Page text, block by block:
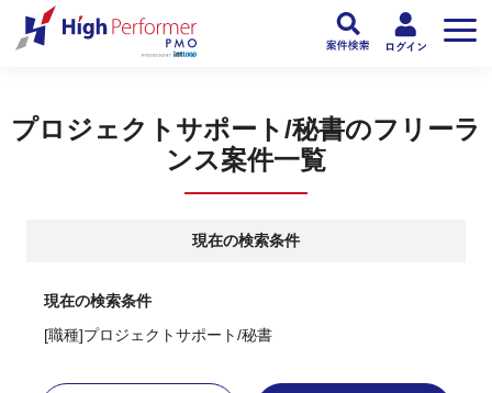
プロジェクトサポート/秘書のフリーラ
ンス案件一覧
現在の検索条件
現在の検索条件
[職種]プロジェクトサポート/秘書